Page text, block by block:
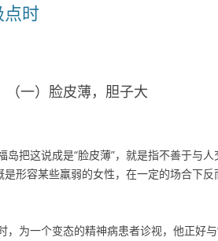
点时
（一）脸皮薄，胆子大
把这说成是“脸皮薄”，就是指不善于与
是形容某些羸弱的女性，在一定的场合下
为一个变态的精神病患者诊视，他正好与